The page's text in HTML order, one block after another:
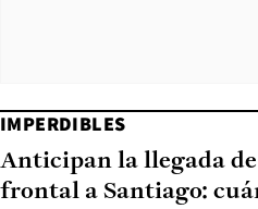
IMPERDIBLES
Anticipan la llegada
frontal a Santiago: